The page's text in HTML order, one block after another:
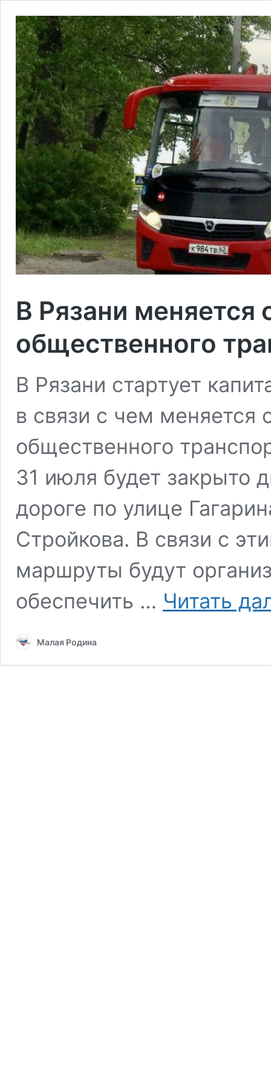
В Рязани
общественного
В Рязани стартует
в связи с чем меняется
общественного
31 июля будет закрыто
дороге по улице
Стройкова. В связи с
маршруты будут
обеспечить … Читать
Малая Родина